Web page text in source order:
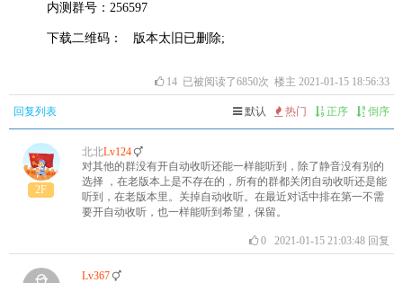
内测群号：256597
下载二维码： 版本太旧已删除;
14 已被阅读了6850次 楼主 2021-01-15 18:56:33
回复列表 默认 热门 正序 倒序
2F
北北Lv124
对其他的群没有开自动收听还能一样能听到，除了静音没有别的
选择 ，在老版本上是不存在的，所有的群都关闭自动收听还是能
听到，在老版本里。关掉自动收听。在最近对话中排在第一不需
要开自动收听，也一样能听到希望，保留。
02021-01-15 21:03:48 回复
Lv367